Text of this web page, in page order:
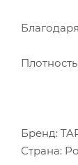
Бренд:
Страна: